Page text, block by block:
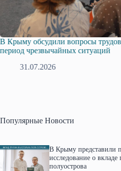
В Крыму обсудили вопросы
период чрезвычайных ситуаций
31.07.2026
Популярные Новости
В Крыму представили
исследование о
полуострова